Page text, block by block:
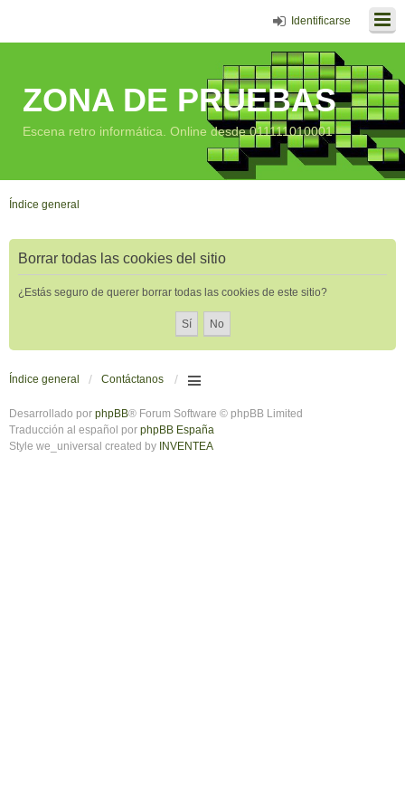
Identificarse
ZONA DE PRUEBAS
Escena retro informática. Online desde 011111010001
Índice general
Borrar todas las cookies del sitio
¿Estás seguro de querer borrar todas las cookies de este sitio?
Índice general Contáctanos
Desarrollado por phpBB® Forum Software © phpBB Limited
Traducción al español por phpBB España
Style we_universal created by INVENTEA